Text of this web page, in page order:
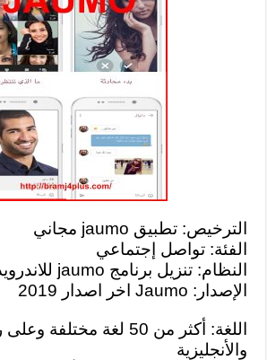
الترخيص: تطبيق jaumo مجاني
الفئة: تواصل إجتماعي
النظام: تنزيل برنامج jaumo للاندرويد
الإصدار: Jaumo
اخر اصدار 2019
اللغة: أكثر من 50 لغة
والأنجليزية